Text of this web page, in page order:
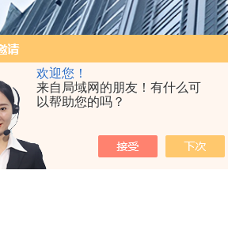
欢迎您！
来自局域网的朋友！有什么可
以帮助您的吗？